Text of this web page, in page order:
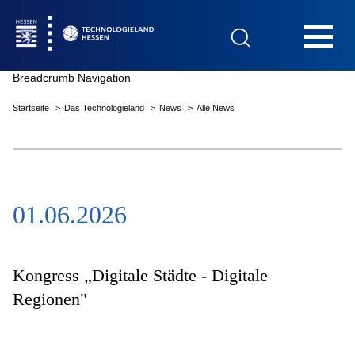
Das Technologieland
Innovationsfelder
Breadcrumb Navigation
Startseite Das Technologieland News Alle News
01.06.2026
Kongress „Digitale Städte - Digitale
Regionen"